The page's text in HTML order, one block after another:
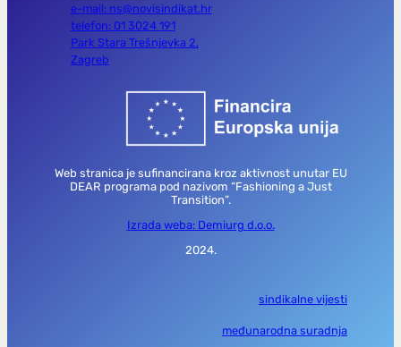
e-mail: ns@novisindikat.hr
telefon: 01 3024 191
Park Stara Trešnjevka 2,
Zagreb
Web stranica je sufinancirana kroz aktivnost unutar EU
DEAR programa pod nazivom “Fashioning a Just
Transition”.
Izrada weba: Demiurg d.o.o.
2024.
sindikalne vijesti
međunarodna suradnja